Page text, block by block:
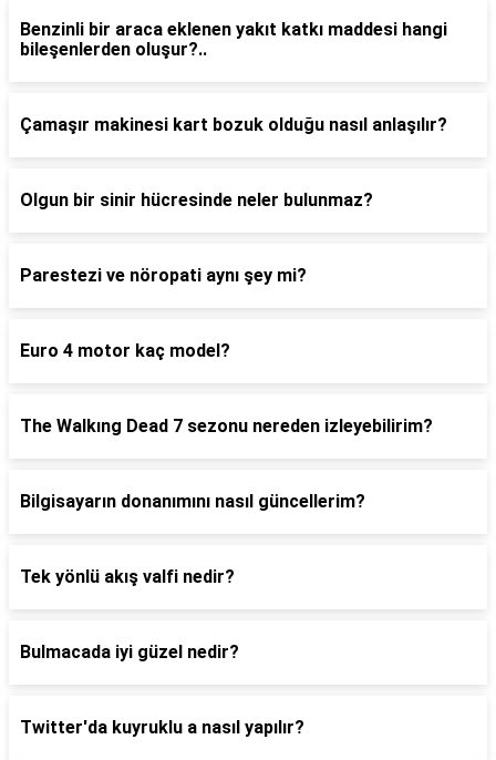
Benzinli bir araca eklenen yakıt katkı maddesi hangi
bileşenlerden oluşur?..
Çamaşır makinesi kart bozuk olduğu nasıl anlaşılır?
Olgun bir sinir hücresinde neler bulunmaz?
Parestezi ve nöropati aynı şey mi?
Euro 4 motor kaç model?
The Walkıng Dead 7 sezonu nereden izleyebilirim?
Bilgisayarın donanımını nasıl güncellerim?
Tek yönlü akış valfi nedir?
Bulmacada iyi güzel nedir?
Twitter'da kuyruklu a nasıl yapılır?